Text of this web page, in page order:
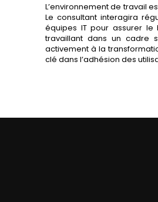
L’environnement de travail
Le consultant interagira
équipes IT pour assurer le
travaillant dans un cadre
activement à la
clé dans l’adhésion des